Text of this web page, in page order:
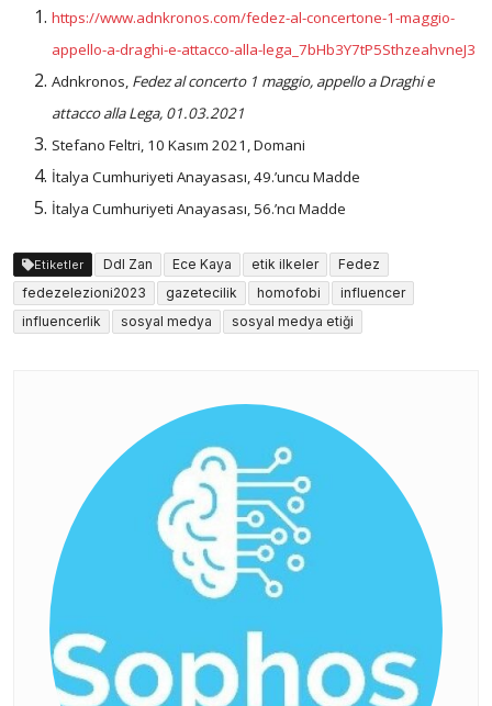
https://www.adnkronos.com/fedez-al-concertone-1-maggio-
appello-a-draghi-e-attacco-alla-lega_7bHb3Y7tP5SthzeahvneJ3
Adnkronos, Fedez al concerto 1 maggio, appello a Draghi e
attacco alla Lega, 01.03.2021
Stefano Feltri, 10 Kasım 2021, Domani
İtalya Cumhuriyeti Anayasası, 49.’uncu Madde
İtalya Cumhuriyeti Anayasası, 56.’ncı Madde
Etiketler Ddl Zan Ece Kaya etik ilkeler
Fedez
fedezelezioni2023
gazetecilik homofobi
influencer
influencerlik
sosyal medya sosyal medya etiği